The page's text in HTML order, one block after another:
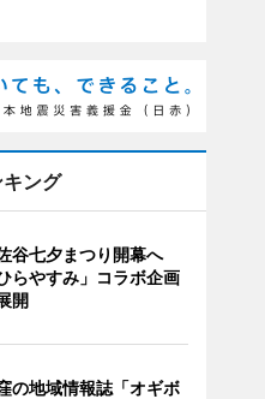
ング
谷七夕まつり開幕へ
ひらやすみ」コラボ企画
開
の地域情報誌「オギボ